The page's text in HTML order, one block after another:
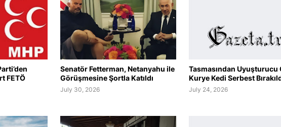
FETÖ
Senatör Fetterman, Netanyahu ile
Görüşmesine Şortla Katıldı
July 30, 2026
Tasmasından Uyuşturucu
Kurye Kedi Serbest
July 24, 2026